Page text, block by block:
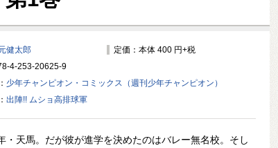
健太郎
定価：本体 400 円+税
4-253-20625-9
少年チャンピオン・コミックス（週刊少年チャンピオン）
出陣!! ムショ高排球軍
・天馬。だが彼が進学を決めたのはバレー無名校。そし